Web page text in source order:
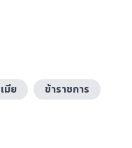
เมีย
ข้าราชการ